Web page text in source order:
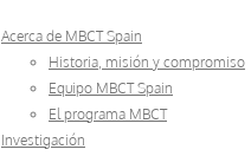
Acerca de MBCT Spain
Historia, misión y compromiso
Equipo MBCT Spain
El programa MBCT
Investigación